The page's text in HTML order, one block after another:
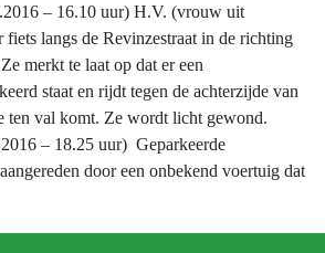
– 16.10 uur) H.V. (vrouw uit
langs de Revinzestraat in de richting
merkt te laat op dat er een
staat en rijdt tegen de achterzijde van
ten val komt. Ze wordt licht gewond.
– 18.25 uur) Geparkeerde
door een onbekend voertuig dat